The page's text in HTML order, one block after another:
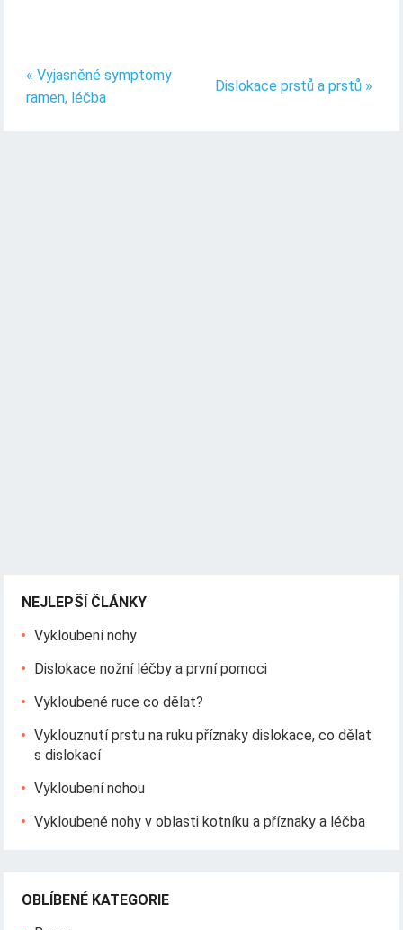
« Vyjasněné symptomy
ramen, léčba
Dislokace prstů a prstů »
NEJLEPŠÍ ČLÁNKY
Vykloubení nohy
Dislokace nožní léčby a první pomoci
Vykloubené ruce co dělat?
Vyklouznutí prstu na ruku příznaky dislokace, co dělat
s dislokací
Vykloubení nohou
Vykloubené nohy v oblasti kotníku a příznaky a léčba
OBLÍBENÉ KATEGORIE